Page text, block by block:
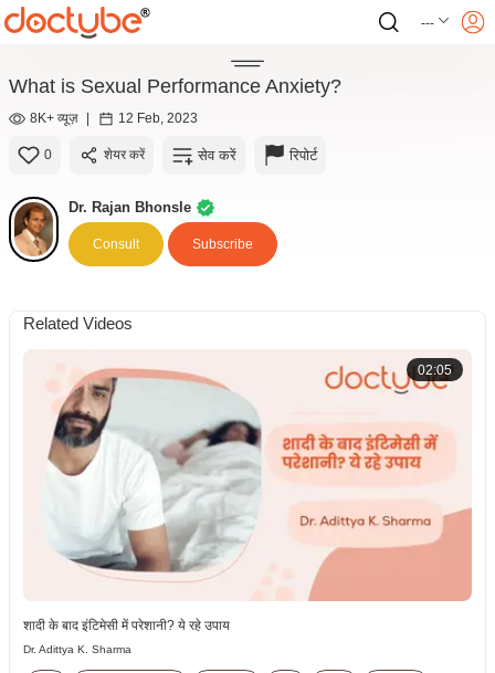
---
What is Sexual Performance Anxiety?
8K+ व्यूज़ | 12 Feb, 2023
0 शेयर करें सेव करें रिपोर्ट
Dr. Rajan Bhonsle
Consult Subscribe
Related Videos
02:05
शादी के बाद इंटिमेसी में परेशानी? ये रहे उपाय
Dr. Adittya K. Sharma